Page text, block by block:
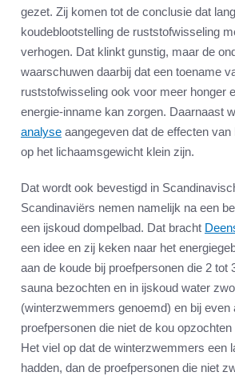
gezet. Zij komen tot de conclusie dat
koudeblootstelling de ruststofwisseling
verhogen. Dat klinkt gunstig, maar de
waarschuwen daarbij dat een toename
ruststofwisseling ook voor meer honger
energie-inname kan zorgen. Daarnaast
analyse aangegeven dat de effecten
op het lichaamsgewicht klein zijn.
Dat wordt ook bevestigd in
Scandinaviërs nemen namelijk na een
een ijskoud dompelbad. Dat bracht
een idee en zij keken naar het
aan de koude bij proefpersonen die 2 tot
sauna bezochten en in ijskoud water
(winterzwemmers genoemd) en bij even
proefpersonen die niet de kou
Het viel op dat de winterzwemmers een
hadden, dan de proefpersonen die niet